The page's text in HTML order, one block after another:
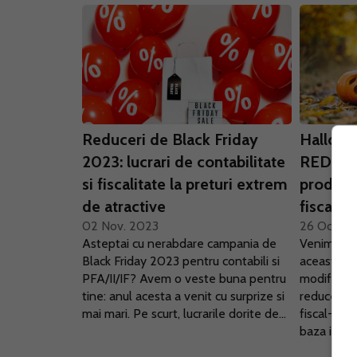
Reduceri de Black Friday
2023: lucrari de contabilitate
si fiscalitate la preturi extrem
de atractive
02 Nov. 2023
Asteptai cu nerabdare campania de
Black Friday 2023 pentru contabili si
PFA/II/IF? Avem o veste buna pentru
tine: anul acesta a venit cu surprize si
mai mari. Pe scurt, lucrarile dorite de...
26 Oct.
Venim in
aceasta
modificari
reduceri
fiscal-
baza